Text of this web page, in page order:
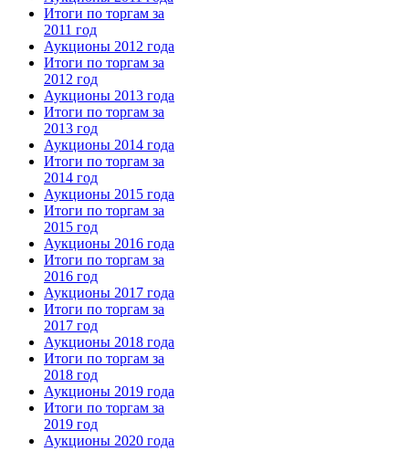
Итоги по торгам за
2011 год
Аукционы 2012 года
Итоги по торгам за
2012 год
Аукционы 2013 года
Итоги по торгам за
2013 год
Аукционы 2014 года
Итоги по торгам за
2014 год
Аукционы 2015 года
Итоги по торгам за
2015 год
Аукционы 2016 года
Итоги по торгам за
2016 год
Аукционы 2017 года
Итоги по торгам за
2017 год
Аукционы 2018 года
Итоги по торгам за
2018 год
Аукционы 2019 года
Итоги по торгам за
2019 год
Аукционы 2020 года